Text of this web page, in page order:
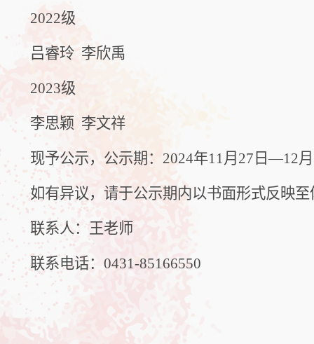
2022级
吕睿玲 李欣禹
2023级
李思颖 李文祥
现予公示，公示期： 2024年11月 27 日—12月
如有异议，请于公示期内以书面形式反映
联系人：王老师
联系电话： 0431-85166550